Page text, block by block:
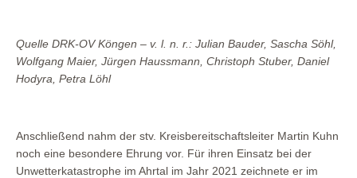
Quelle DRK-OV Köngen – v. l. n. r.: Julian Bauder, Sascha Söhl,
Wolfgang Maier, Jürgen Haussmann, Christoph Stuber, Daniel
Hodyra, Petra Löhl
Anschließend nahm der stv. Kreisbereitschaftsleiter Martin Kuhn
noch eine besondere Ehrung vor. Für ihren Einsatz bei der
Unwetterkatastrophe im Ahrtal im Jahr 2021 zeichnete er im